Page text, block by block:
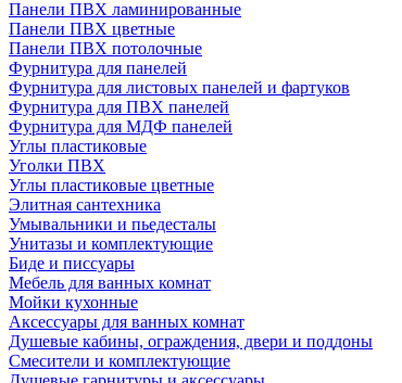
Панели ПВХ ламинированные
Панели ПВХ цветные
Панели ПВХ потолочные
Фурнитура для панелей
Фурнитура для листовых панелей и фартуков
Фурнитура для ПВХ панелей
Фурнитура для МДФ панелей
Углы пластиковые
Уголки ПВХ
Углы пластиковые цветные
Элитная сантехника
Умывальники и пьедесталы
Унитазы и комплектующие
Биде и писсуары
Мебель для ванных комнат
Мойки кухонные
Аксессуары для ванных комнат
Душевые кабины, ограждения, двери и поддоны
Смесители и комплектующие